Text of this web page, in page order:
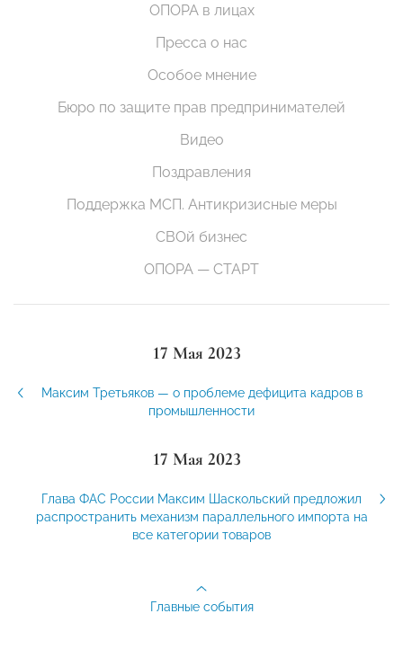
ОПОРА в лицах
Пресса о нас
Особое мнение
Бюро по защите прав предпринимателей
Видео
Поздравления
Поддержка МСП. Антикризисные меры
СВОй бизнес
ОПОРА — СТАРТ
17 Мая 2023
Максим Третьяков — о проблеме дефицита кадров в
промышленности
17 Мая 2023
Глава ФАС России Максим Шаскольский предложил
распространить механизм параллельного импорта на
все категории товаров
Главные события